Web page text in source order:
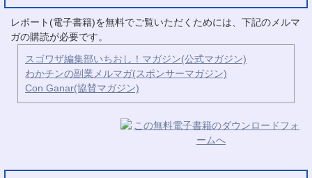
レポート(電子書籍)を無料でご覧いただくためには、下記のメルマ
ガの購読が必要です。
スゴワザ編集部いちおし！マガジン(公式マガジン)
わかチンの副業メルマガ(スポンサーマガジン)
Con Ganar(協賛マガジン)